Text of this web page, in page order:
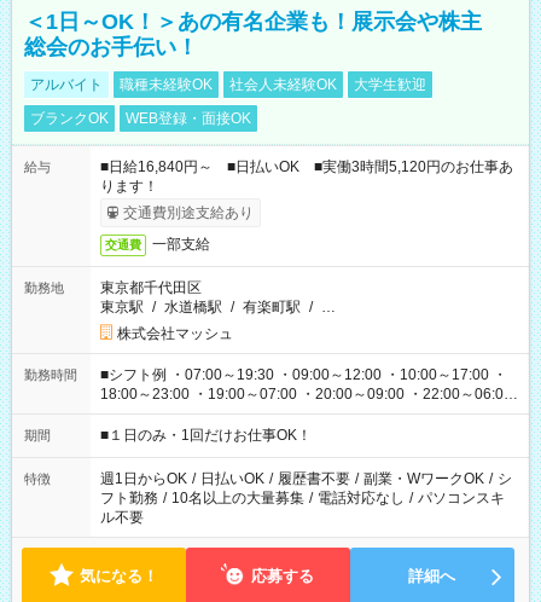
＜1日～OK！＞あの有名企業も！展示会や株主
総会のお手伝い！
アルバイト 職種未経験OK 社会人未経験OK
大学生歓迎
ブランクOK
WEB登録・面接OK
給与
■日給16,840円～ ■日払いOK ■実働3時間5,120円のお仕事あ
ります！
交通費別途支給あり
交通費 一部支給
勤務地
東京都千代田区
東京駅 / 水道橋駅 / 有楽町駅 / …
株式会社マッシュ
勤務時間
■シフト例 ・07:00～19:30 ・09:00～12:00 ・10:00～17:00 ・
18:00～23:00 ・19:00～07:00 ・20:00～09:00 ・22:00～06:00
etc ★最短で3時間で5,120円のお仕事から 15時間で2万円近く稼
げるお仕事も！ ご希望のお時間に合わせてご紹介！ ※シフトは
ください！
期間 ■１日のみ・1回だけお仕事OK！
特徴 週1日からOK / 日払いOK / 履歴書不要 / 副業・WワークOK / シ
フト勤務 / 10名以上の大量募集 / 電話対応なし / パソコンスキ
ル不要
気になる！ 応募する 詳細へ